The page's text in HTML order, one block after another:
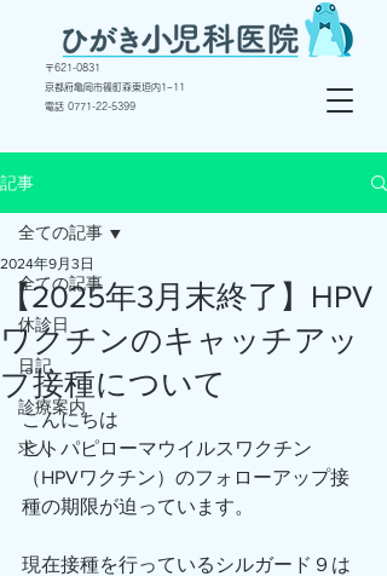
〒621-0831
京都府亀岡市篠町森東垣内1−11
電話 ​0771-22-5399
記事
全ての記事
休診日
日記
診療案内
求人
全ての記事
【2025年3月末終了】HPV
ワクチンのキャッチアッ
プ接種について
2024年9月3日
こんにちは
ヒトパピローマウイルスワクチン
（HPVワクチン）のフォローアップ接
種の期限が迫っています。
現在接種を行っているシルガード９は